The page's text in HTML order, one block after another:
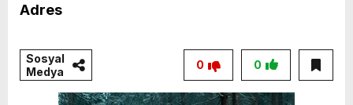
Adres
Sosyal
Medya
0
0